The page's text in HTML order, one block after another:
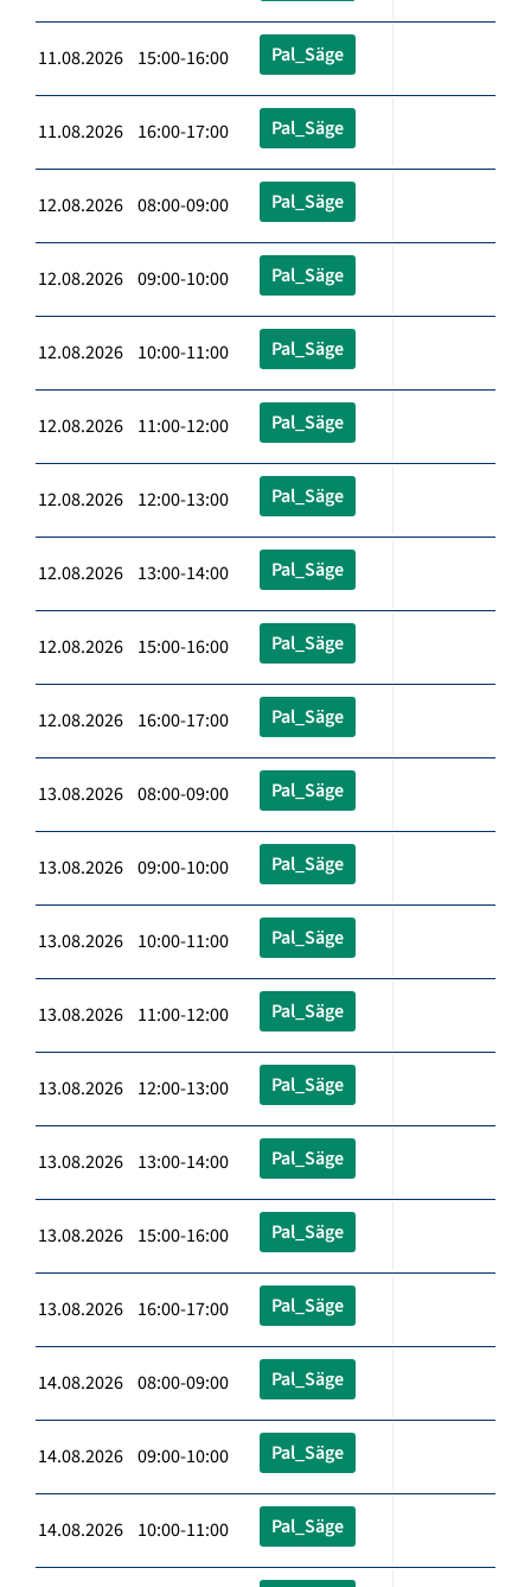
11.08.2026 15:00-16:00 Pal_Säge
11.08.2026 16:00-17:00 Pal_Säge
12.08.2026 08:00-09:00 Pal_Säge
12.08.2026 09:00-10:00 Pal_Säge
12.08.2026 10:00-11:00 Pal_Säge
12.08.2026 11:00-12:00 Pal_Säge
12.08.2026 12:00-13:00 Pal_Säge
12.08.2026 13:00-14:00 Pal_Säge
12.08.2026 15:00-16:00 Pal_Säge
12.08.2026 16:00-17:00 Pal_Säge
13.08.2026 08:00-09:00 Pal_Säge
13.08.2026 09:00-10:00 Pal_Säge
13.08.2026 10:00-11:00 Pal_Säge
13.08.2026 11:00-12:00 Pal_Säge
13.08.2026 12:00-13:00 Pal_Säge
13.08.2026 13:00-14:00 Pal_Säge
13.08.2026 15:00-16:00 Pal_Säge
13.08.2026 16:00-17:00 Pal_Säge
14.08.2026 08:00-09:00 Pal_Säge
14.08.2026 09:00-10:00 Pal_Säge
14.08.2026 10:00-11:00 Pal_Säge